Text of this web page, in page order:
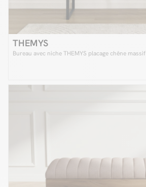
THEMYS
Bureau avec niche THEMYS placage chêne massif